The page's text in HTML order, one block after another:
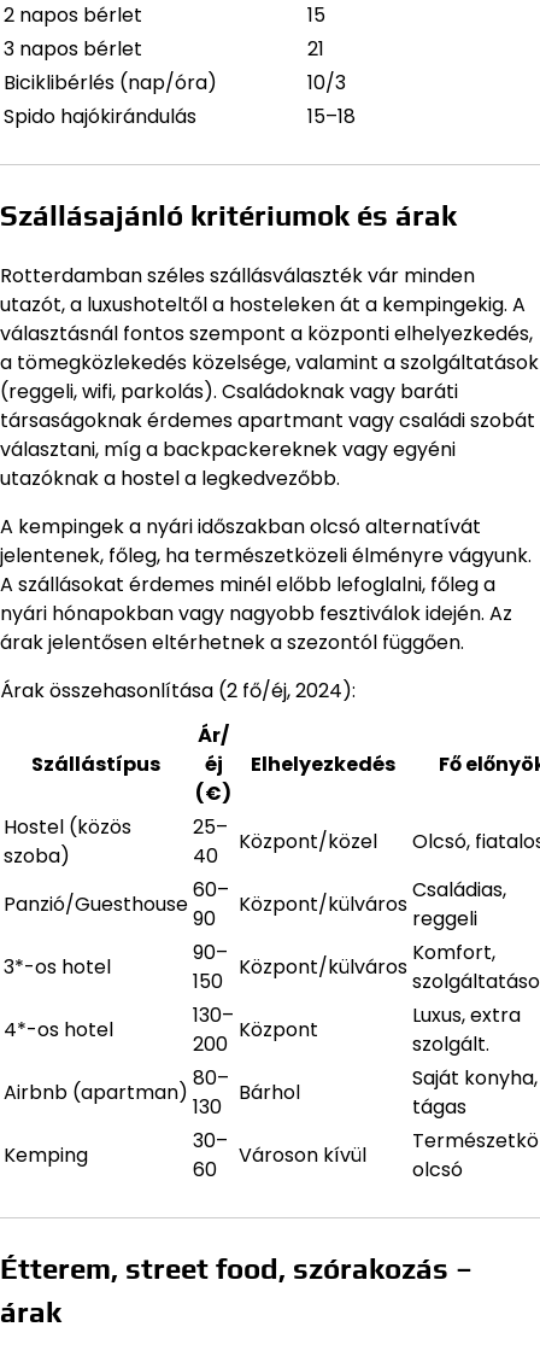
2 napos bérlet
15
3 napos bérlet
21
Biciklibérlés (nap/óra)
10/3
Spido hajókirándulás
15–18
Szállásajánló kritériumok és árak
Rotterdamban széles szállásválaszték vár minden
utazót, a luxushoteltől a hosteleken át a kempingekig. A
választásnál fontos szempont a központi elhelyezkedés,
a tömegközlekedés közelsége, valamint a szolgáltatások
(reggeli, wifi, parkolás). Családoknak vagy baráti
társaságoknak érdemes apartmant vagy családi szobát
választani, míg a backpackereknek vagy egyéni
utazóknak a hostel a legkedvezőbb.
A kempingek a nyári időszakban olcsó alternatívát
jelentenek, főleg, ha természetközeli élményre vágyunk.
A szállásokat érdemes minél előbb lefoglalni, főleg a
nyári hónapokban vagy nagyobb fesztiválok idején. Az
árak jelentősen eltérhetnek a szezontól függően.
Árak összehasonlítása (2 fő/éj, 2024):
Szállástípus
Ár/
éj
(€)
Elhelyezkedés Fő
Hostel (közös
szoba)
25–
40
Központ/közel Olcsó,
Panzió/Guesthouse
60–
90
Központ/külváros
Családias,
reggeli
3*-os hotel
90–
150
Központ/külváros
Komfort,
4*-os hotel
130–
200
Központ
Luxus, extra
szolgált.
Airbnb (apartman)
80–
130
Bárhol
Saját konyha,
tágas
Kemping
30–
60
Városon kívül
olcsó
Étterem, street food, szórakozás –
árak